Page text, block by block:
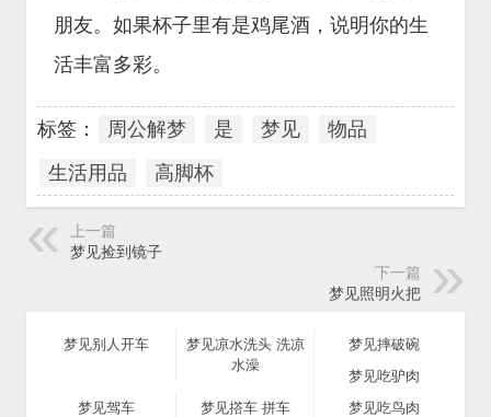
朋友。如果杯子里有是鸡尾酒，说明你的生
活丰富多彩。
标签： 周公解梦 是 梦见
物品
生活用品
高脚杯
上一篇
梦见捡到镜子
下一篇
梦见照明火把
梦见别人开车
梦见凉水洗头 洗凉
水澡
梦见摔破碗
梦见吃驴肉
梦见驾车
梦见撘车 拼车
梦见吃鸟肉